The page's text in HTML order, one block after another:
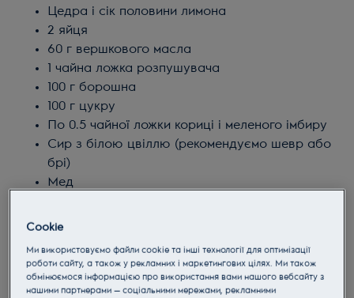
Цедра і сік половини лимона
2 яйця
60 г вершкового масла
1 чайна ложка розпушувача
100 г борошна
100 г цукру
По 0.5 чайної ложки кориці і меленого імбиру
Сир з білою цвіллю (рекомендуємо шевр або
брі)
Мед
Cookie
Ми використовуємо файли cookie та інші технології для оптимізації
роботи сайту, а також у рекламних і маркетингових цілях. Ми також
обмінюємося інформацією про використання вами нашого вебсайту з
нашими партнерами — соціальними мережами, рекламними